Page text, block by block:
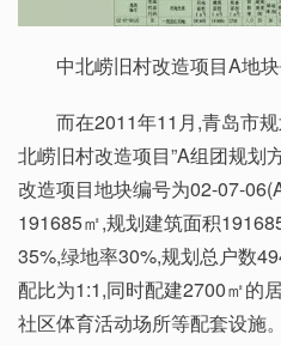
中北崂旧村改造项目A地
而在2011年11月,青岛市
北崂旧村改造项目”A组团规划
改造项目地块编号为02-07-
191685㎡,规划建筑面积
35%,绿地率30%,规划总户数
配比为1:1,同时配建2700㎡的
社区体育活动场所等配套设施。